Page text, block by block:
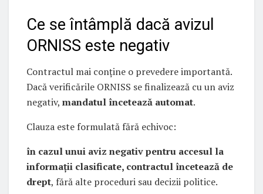
Ce se întâmplă dacă avizul
ORNISS este negativ
Contractul mai conține o prevedere importantă.
Dacă verificările ORNISS se finalizează cu un aviz
negativ, mandatul încetează automat.
Clauza este formulată fără echivoc:
în cazul unui aviz negativ pentru accesul la
informații clasificate, contractul încetează de
drept, fără alte proceduri sau decizii politice.